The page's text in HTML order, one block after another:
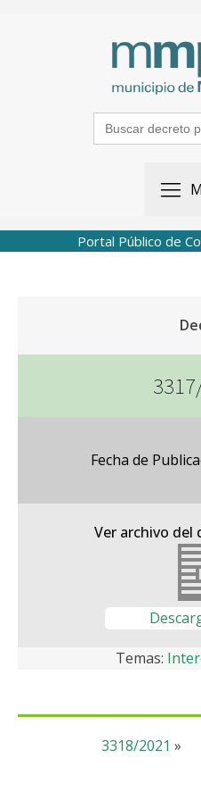
Search
for:
Portal Público de
Fecha de
Ver archivo del
Temas:
3318/2021 »